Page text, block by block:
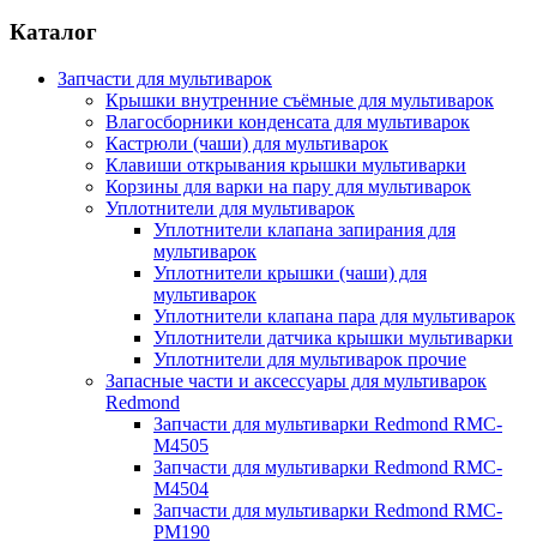
Каталог
Запчасти для мультиварок
Крышки внутренние съёмные для мультиварок
Влагосборники конденсата для мультиварок
Кастрюли (чаши) для мультиварок
Клавиши открывания крышки мультиварки
Корзины для варки на пару для мультиварок
Уплотнители для мультиварок
Уплотнители клапана запирания для
мультиварок
Уплотнители крышки (чаши) для
мультиварок
Уплотнители клапана пара для мультиварок
Уплотнители датчика крышки мультиварки
Уплотнители для мультиварок прочие
Запасные части и аксессуары для мультиварок
Redmond
Запчасти для мультиварки Redmond RMC-
M4505
Запчасти для мультиварки Redmond RMC-
M4504
Запчасти для мультиварки Redmond RMC-
PM190